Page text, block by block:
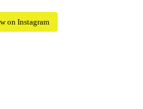
on Instagram